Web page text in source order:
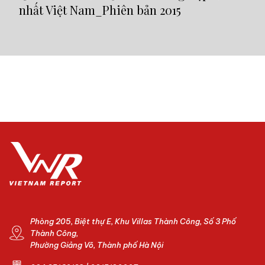
nhất Việt Nam_Phiên bản 2015
Phòng 205, Biệt thự E, Khu Villas Thành Công, Số 3 Phố
Thành Công,
Phường Giảng Võ, Thành phố Hà Nội